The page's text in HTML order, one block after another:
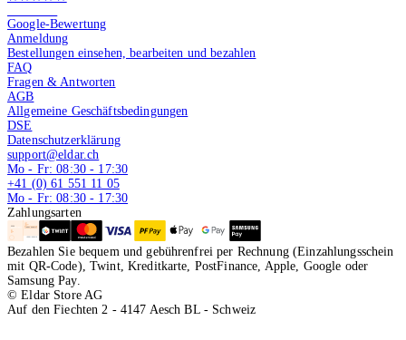
Google-Bewertung
Anmeldung
Bestellungen einsehen, bearbeiten und bezahlen
FAQ
Fragen & Antworten
AGB
Allgemeine Geschäftsbedingungen
DSE
Datenschutzerklärung
support@eldar.ch
Mo - Fr: 08:30 - 17:30
+41 (0) 61 551 11 05
Mo - Fr: 08:30 - 17:30
Zahlungsarten
Bezahlen Sie bequem und gebührenfrei per Rechnung (Einzahlungsschein
mit QR-Code), Twint, Kreditkarte, PostFinance, Apple, Google oder
Samsung Pay.
© Eldar Store AG
Auf den Fiechten 2 - 4147 Aesch BL - Schweiz